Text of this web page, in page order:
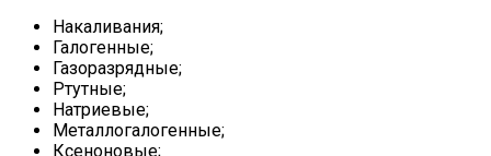
Накаливания;
Галогенные;
Газоразрядные;
Ртутные;
Натриевые;
Металлогалогенные;
Ксеноновые;